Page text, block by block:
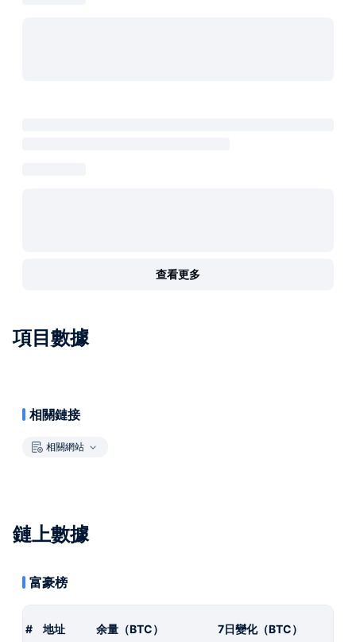
查看更多
項目數據
相關鏈接
相關網站
鏈上數據
富豪榜
# 地址 余量（BTC） 7日變化（BTC）